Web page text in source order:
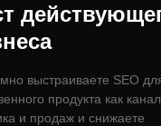
выстраиваете SEO
продукта как канал
и продаж и снижаете